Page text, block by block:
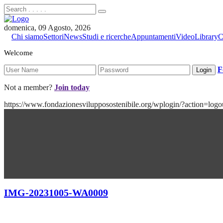
domenica, 09 Agosto, 2026
Chi siamoSettoriNewsStudi e ricercheAppuntamentiVideoLibrary
Welcome
Not a member? Join today
https://www.fondazionesvilupposostenibile.org/wplogin/
IMG-20231005-WA0009